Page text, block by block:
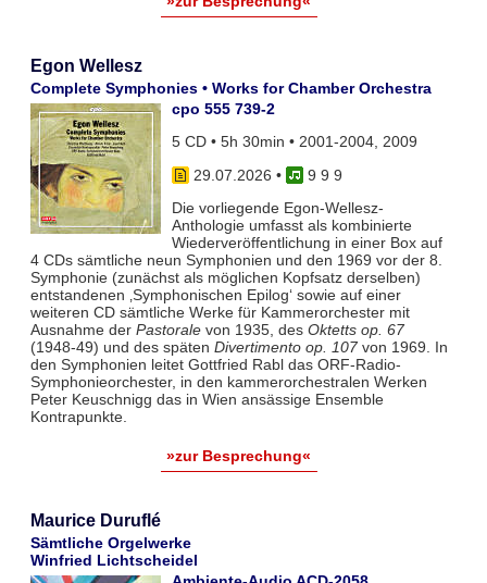
Egon Wellesz
Complete Symphonies • Works for Chamber Orchestra
cpo 555 739-2
5 CD • 5h 30min • 2001-2004, 2009
29.07.2026 •
9 9 9
Die vorliegende Egon-Wellesz-
Anthologie umfasst als kombinierte
Wiederveröffentlichung in einer Box auf
4 CDs sämtliche neun Symphonien und den 1969 vor der 8.
Symphonie (zunächst als möglichen Kopfsatz derselben)
entstandenen ‚Symphonischen Epilog‘ sowie auf einer
weiteren CD sämtliche Werke für Kammerorchester mit
Ausnahme der Pastoralevon 1935, des Oktetts op. 67
(1948-49) und des späten Divertimento op. 107von 1969. In
den Symphonien leitet Gottfried Rabl das ORF-Radio-
Symphonieorchester, in den kammerorchestralen Werken
Peter Keuschnigg das in Wien ansässige Ensemble
Kontrapunkte.
»zur Besprechung«
Maurice Duruflé
Sämtliche Orgelwerke
Winfried Lichtscheidel